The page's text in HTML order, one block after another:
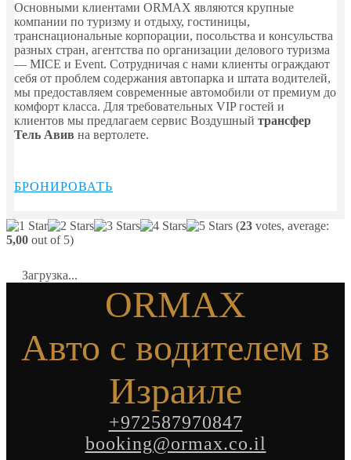
Основными клиентами ORMAX являются крупные
компании по туризму и отдыху, гостиницы,
транснациональные корпорации, посольства и консульства
разных стран, агентства по организации делового туризма
— MICE и Event. Сотрудничая с нами клиенты ограждают
себя от проблем содержания автопарка и штата водителей,
мы предоставляем современные автомобили от премиум до
комфорт класса. Для требовательных VIP гостей и
клиентов мы предлагаем сервис Воздушный трансфер
Тель Авив на вертолете.
БРОНИРОВАТЬ
(23 votes, average:
5,00 out of 5)
Загрузка...
ORMAX
Авто с водителем в
Израиле
+972587970847
booking@ormax.co.il